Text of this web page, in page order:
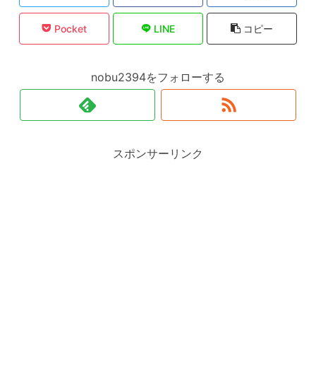
Pocket LINE コピー
nobu2394をフォローする
スポンサーリンク